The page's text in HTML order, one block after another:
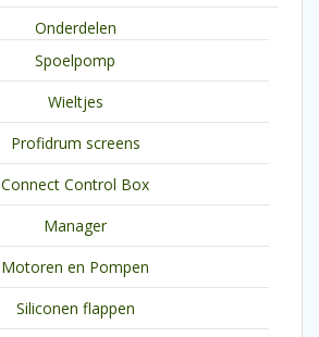
Onderdelen
Spoelpomp
Wieltjes
Profidrum screens
Connect Control Box
Manager
Motoren en Pompen
Siliconen flappen